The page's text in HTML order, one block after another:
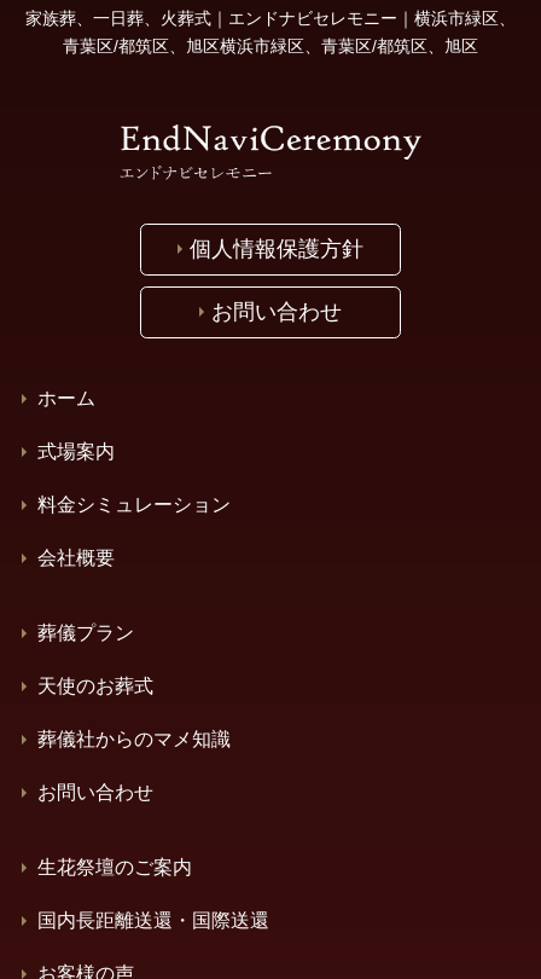
家族葬、一日葬、火葬式｜エンドナビセレモニー｜横浜市緑区、
青葉区/都筑区、旭区横浜市緑区、青葉区/都筑区、旭区
個人情報保護方針
お問い合わせ
ホーム
式場案内
料金シミュレーション
会社概要
葬儀プラン
天使のお葬式
葬儀社からのマメ知識
お問い合わせ
生花祭壇のご案内
国内長距離送還・国際送還
お客様の声